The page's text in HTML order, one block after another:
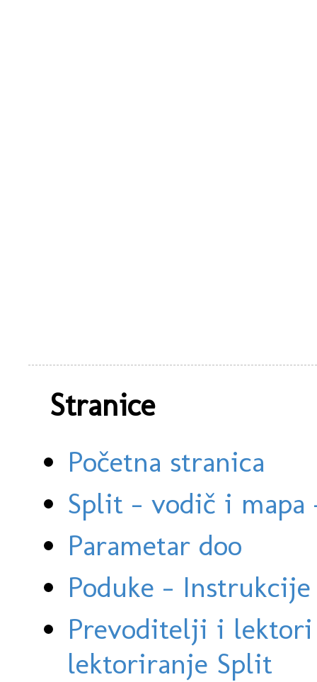
Stranice
Početna stranica
Split - vodič i
Parametar doo
Poduke -
Prevoditelji i
lektoriranje Split